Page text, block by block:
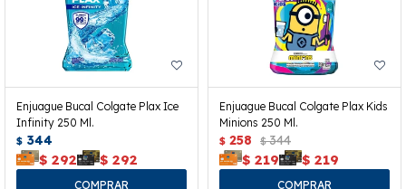
Enjuague Bucal Colgate Plax Ice
Infinity 250 Ml.
$ 344
$ 292 $ 292
Enjuague Bucal Colgate Plax Kids
Minions 250 Ml.
$ 258 $ 344
$ 219 $ 219